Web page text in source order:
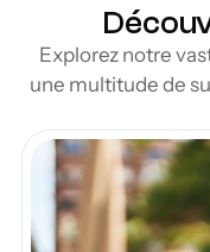
Explorez notre
une multitude de
Blog